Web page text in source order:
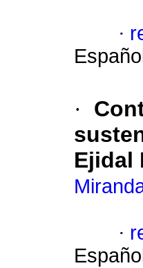
·
·
Ejidal
·